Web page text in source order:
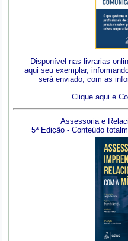
Disponível nas livrarias
aqui seu exemplar,
será enviado, com as
Clique aqui e
Assessoria e
5ª Edição - Conteúdo